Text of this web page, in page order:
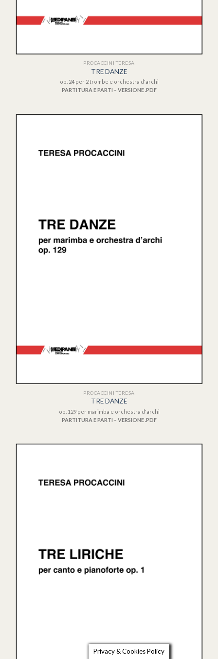
PROCACCINI TERESA
TRE DANZE
op. 24 per 2 trombe e orchestra d'archi
PARTITURA E PARTI – VERSIONE .PDF
PROCACCINI TERESA
TRE DANZE
op. 129 per marimba e orchestra d'archi
PARTITURA E PARTI – VERSIONE .PDF
Privacy & Cookies Policy